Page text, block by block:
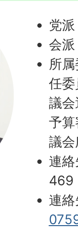
党
会
所
任
議
予
議
連
469
連